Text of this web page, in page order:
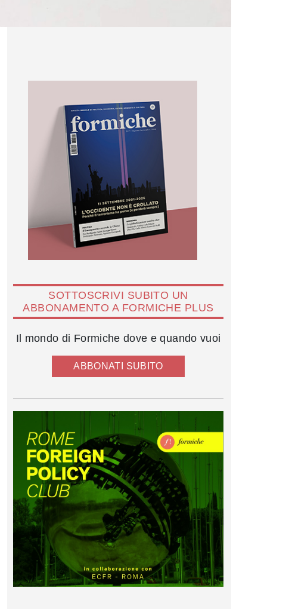
SOTTOSCRIVI SUBITO UN
ABBONAMENTO A FORMICHE PLUS
Il mondo di Formiche dove e quando vuoi
ABBONATI SUBITO